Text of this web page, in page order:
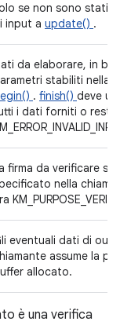
se non sono stati
input a update() .
da elaborare, in
stabiliti nella
. finish() deve
i dati forniti o
firma da verificare se
nella
eventuali dati di
assume la
allocato.
è una verifica